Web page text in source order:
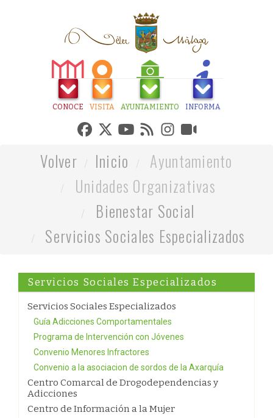
CONOCE VISITA AYUNTAMIENTO INFORMA
Volver Inicio
Ayuntamiento
Unidades Organizativas
Bienestar Social
Servicios Sociales Especializados
Servicios Sociales Especializados
Servicios Sociales Especializados
Guía Adicciones Comportamentales
Programa de Intervención con Jóvenes
Convenio Menores Infractores
Convenio a la asociacion de sordos de la Axarquía
Centro Comarcal de Drogodependencias y
Adicciones
Centro de Información a la Mujer